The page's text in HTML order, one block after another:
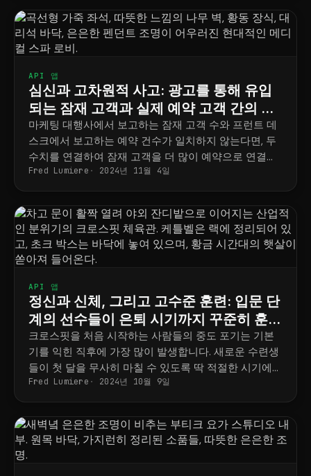
API 앱
심신과 고차원적 사고: 광고를 통해 유입
되는 잠재 고객과 실제 예약 고객 간의 격
차를 해소하세요
마케팅 대행사에서 보고하는 잠재 고객 수와 프런트 데
스크에서 보고하는 예약 건수가 일치하지 않는다면, 두
수치를 연결하여 잠재 고객을 더 많이 예약으로 연결하
는 방법을 알려드립니다.
Fred Lumiere 2024년 11월 4일
API 앱
정신과 신체, 그리고 고수준 훈련: 입문 단
계의 선수들이 은퇴 시기까지 꾸준히 훈련
할 수 있도록 지원하세요.
크로스핏을 처음 시작하는 사람들의 중도 포기는 기본
기를 익힌 직후에 가장 많이 발생합니다. 새로운 수련생
들이 첫 달을 무사히 마칠 수 있도록 딱 적절한 시기에
동기를 부여하는 방법을 알려드리겠습니다.
Fred Lumiere 2024년 10월 9일